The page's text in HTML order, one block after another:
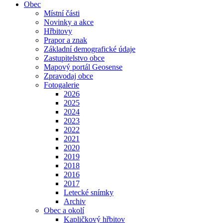
Obec
Místní části
Novinky a akce
Hřbitovy
Prapor a znak
Základní demografické údaje
Zastupitelstvo obce
Mapový portál Geosense
Zpravodaj obce
Fotogalerie
2026
2025
2024
2023
2022
2021
2020
2019
2018
2016
2017
Letecké snímky
Archiv
Obec a okolí
Kapličkový hřbitov